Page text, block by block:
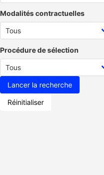
Modalités contractuelles
Procédure de sélection
Réinitialiser